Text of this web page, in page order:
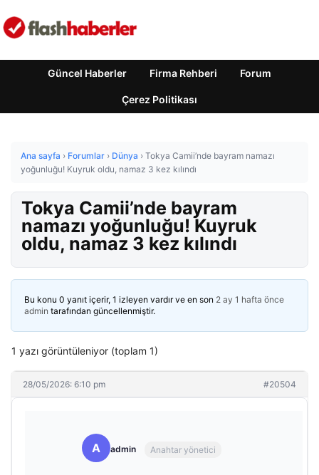
Güncel Haberler Firma Rehberi Forum
Çerez Politikası
Ana sayfa › Forumlar › Dünya › Tokya Camii’nde bayram namazı
yoğunluğu! Kuyruk oldu, namaz 3 kez kılındı
Tokya Camii’nde bayram
namazı yoğunluğu! Kuyruk
oldu, namaz 3 kez kılındı
Bu konu 0 yanıt içerir, 1 izleyen vardır ve en son 2 ay 1 hafta önce
admin tarafından güncellenmiştir.
1 yazı görüntüleniyor (toplam 1)
28/05/2026: 6:10 pm #20504
A admin Anahtar yönetici